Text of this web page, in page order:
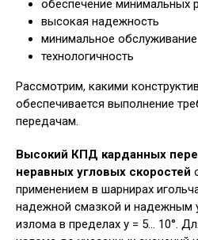
обеспечение минимальных
высокая надежность
минимальное обслуживание
технологичность
Рассмотрим, какими
обеспечивается выполнение
передачам.
Высокий КПД карданных
неравных угловых скоростей
применением в шарнирах
надежной смазкой и надежным
излома в пределах у = 5… 10°.